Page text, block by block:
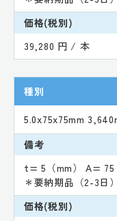
価格(税別)
39,280 円 / 本
種別
5.0x75x75mm
備考
t= 5（mm） A= 75
＊要納期品（2-3日
価格(税別)